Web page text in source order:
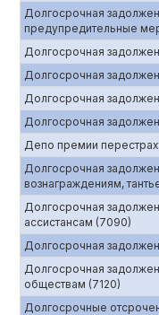
Долгосрочная
предупредительные
Долгосрочная
Долгосрочная
Долгосрочная
Долгосрочная
Депо премии
Долгосрочная
вознаграждениям,
Долгосрочная
ассистансам (7090)
Долгосрочная
Долгосрочная
обществам (7120)
Долгосрочные